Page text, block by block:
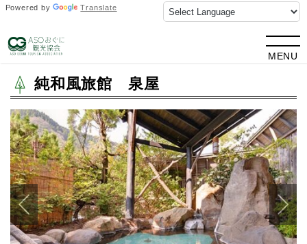
Powered by Translate
MENU
TOP >観光情報
純和風旅館 泉屋